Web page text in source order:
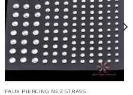
liste
d’envies
FAUX PIERCING NEZ STRASS